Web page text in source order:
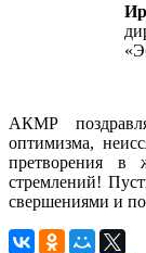
АКМР
оптимизма,
претворения в
стремлений!
свершениями и